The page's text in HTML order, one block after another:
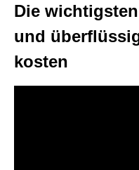
Die
und
kosten